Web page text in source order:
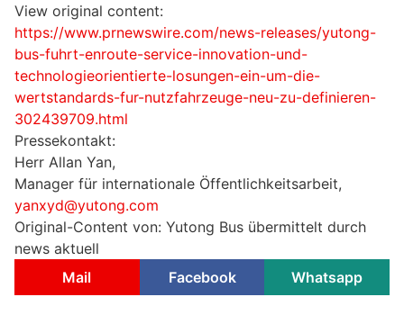
View original content:
https://www.prnewswire.com/news-releases/yutong-
bus-fuhrt-enroute-service-innovation-und-
technologieorientierte-losungen-ein-um-die-
wertstandards-fur-nutzfahrzeuge-neu-zu-definieren-
302439709.html
Pressekontakt:
Herr Allan Yan,
Manager für internationale Öffentlichkeitsarbeit,
yanxyd@yutong.com
Original-Content von: Yutong Bus übermittelt durch
news aktuell
Mail
Facebook Whatsapp